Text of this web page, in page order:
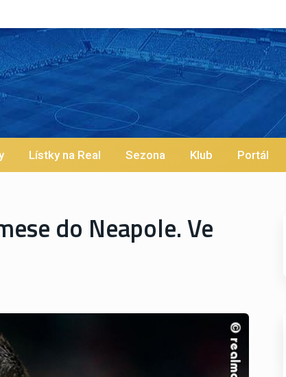
Vypískaný Vinícius! Blíží se jeho odchod z Realu a pustí se
Lístky na Real Sezona Klub Portál
do Neapole. Ve